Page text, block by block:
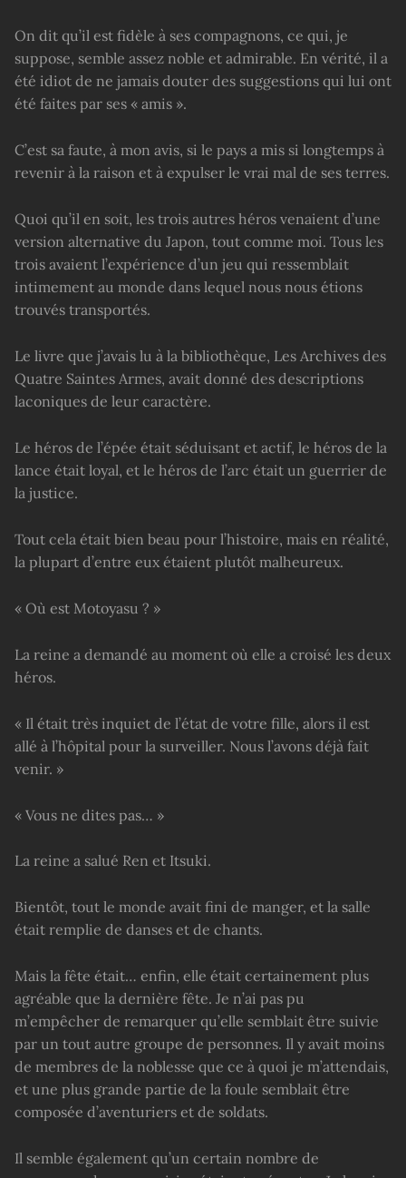
On dit qu’il est fidèle à ses compagnons, ce qui, je
suppose, semble assez noble et admirable. En vérité, il a
été idiot de ne jamais douter des suggestions qui lui ont
été faites par ses « amis ».
C’est sa faute, à mon avis, si le pays a mis si longtemps à
revenir à la raison et à expulser le vrai mal de ses terres.
Quoi qu’il en soit, les trois autres héros venaient d’une
version alternative du Japon, tout comme moi. Tous les
trois avaient l’expérience d’un jeu qui ressemblait
intimement au monde dans lequel nous nous étions
trouvés transportés.
Le livre que j’avais lu à la bibliothèque, Les Archives des
Quatre Saintes Armes, avait donné des descriptions
laconiques de leur caractère.
Le héros de l’épée était séduisant et actif, le héros de la
lance était loyal, et le héros de l’arc était un guerrier de
la justice.
Tout cela était bien beau pour l’histoire, mais en réalité,
la plupart d’entre eux étaient plutôt malheureux.
« Où est Motoyasu ? »
La reine a demandé au moment où elle a croisé les deux
héros.
« Il était très inquiet de l’état de votre fille, alors il est
allé à l’hôpital pour la surveiller. Nous l’avons déjà fait
venir. »
« Vous ne dites pas… »
La reine a salué Ren et Itsuki.
Bientôt, tout le monde avait fini de manger, et la salle
était remplie de danses et de chants.
Mais la fête était… enfin, elle était certainement plus
agréable que la dernière fête. Je n’ai pas pu
m’empêcher de remarquer qu’elle semblait être suivie
par un tout autre groupe de personnes. Il y avait moins
de membres de la noblesse que ce à quoi je m’attendais,
et une plus grande partie de la foule semblait être
composée d’aventuriers et de soldats.
Il semble également qu’un certain nombre de